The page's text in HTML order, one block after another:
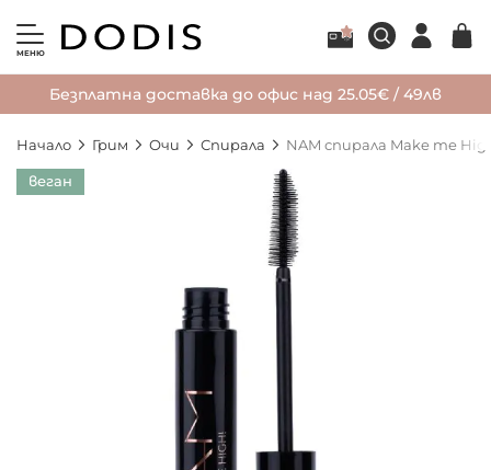
МЕНЮ
Безплатна доставка до офис над 25.05€ / 49лв
Начало Грим Очи Спирала NAM спирала Make me
веган
Преминете